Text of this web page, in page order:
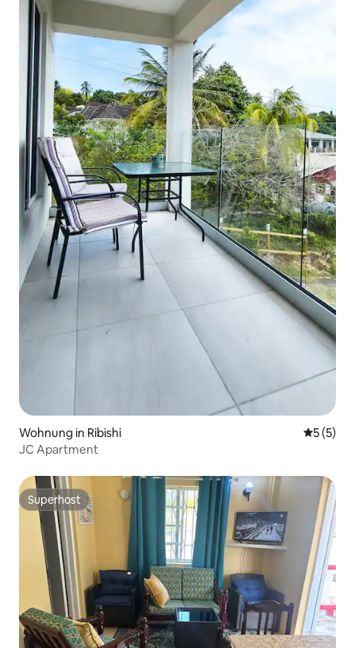
Wohnung in Ribishi
5 (5)
JC Apartment
Superhost
Superhost